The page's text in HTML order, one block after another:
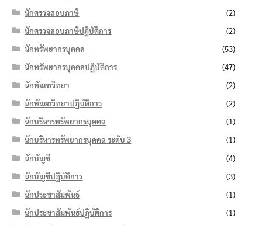
นักตรวจสอบภาษี
(2)
นักตรวจสอบภาษีปฏิบัติการ
(2)
นักทรัพยากรบุคคล
(53)
นักทรัพยากรบุคคลปฏิบัติการ
(47)
นักทัณฑวิทยา
(2)
นักทัณฑวิทยาปฏิบัติการ
(2)
นักบริหารทรัพยากรบุคคล
(1)
นักบริหารทรัพยากรบุคคล ระดับ 3
(1)
นักบัญชี
(4)
นักบัญชีปฏิบัติการ
(3)
นักประชาสัมพันธ์
(1)
นักประชาสัมพันธ์ปฏิบัติการ
(1)